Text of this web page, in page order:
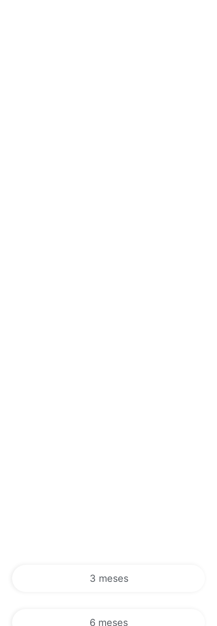
3 meses
6 meses